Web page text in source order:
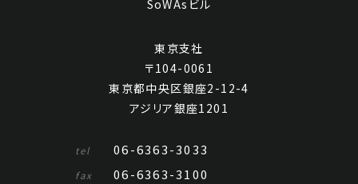
商笙伯、金夢石、王師子、李芳園、洪庶安、沈一齋、房虎
卿、孔小瑜、高尚之、袁琴孫、袁綠英、鄭午昌共十二家
SoWAsビル
東京支社
〒104-0061
東京都中央区銀座2-12-4
アジリア銀座1201
tel 06-6363-3033
fax 06-6363-3100